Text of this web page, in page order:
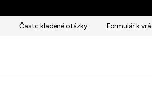
na
obsahČasto kladené otázky Formulář k